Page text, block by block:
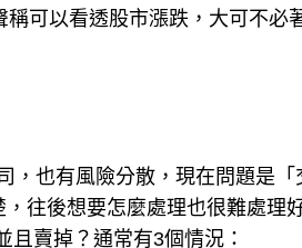
可以看透股市漲跌，大可不必
，也有風險分散，現在問題是「
往後想要怎麼處理也很難處理
賣掉？通常有3個情況：